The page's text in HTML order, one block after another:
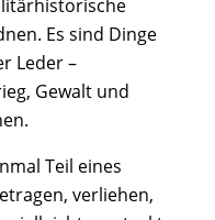
Es sind Dinge
Leder –
Gewalt und
Teil eines
verliehen,